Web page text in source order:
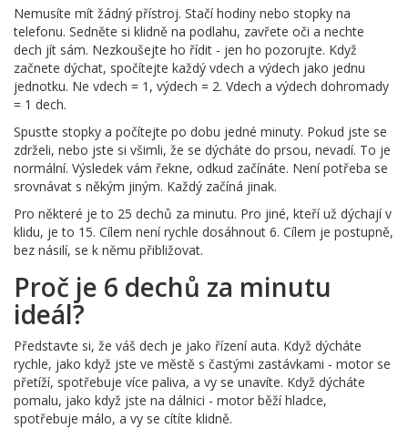
Nemusíte mít žádný přístroj. Stačí hodiny nebo stopky na
telefonu. Sedněte si klidně na podlahu, zavřete oči a nechte
dech jít sám. Nezkoušejte ho řídit - jen ho pozorujte. Když
začnete dýchat, spočítejte každý vdech a výdech jako jednu
jednotku. Ne vdech = 1, výdech = 2. Vdech a výdech dohromady
= 1 dech.
Spusťte stopky a počítejte po dobu jedné minuty. Pokud jste se
zdrželi, nebo jste si všimli, že se dýcháte do prsou, nevadí. To je
normální. Výsledek vám řekne, odkud začínáte. Není potřeba se
srovnávat s někým jiným. Každý začíná jinak.
Pro některé je to 25 dechů za minutu. Pro jiné, kteří už dýchají v
klidu, je to 15. Cílem není rychle dosáhnout 6. Cílem je postupně,
bez násilí, se k němu přibližovat.
Proč je 6 dechů za minutu
ideál?
Představte si, že váš dech je jako řízení auta. Když dýcháte
rychle, jako když jste ve městě s častými zastávkami - motor se
přetíží, spotřebuje více paliva, a vy se unavíte. Když dýcháte
pomalu, jako když jste na dálnici - motor běží hladce,
spotřebuje málo, a vy se cítíte klidně.